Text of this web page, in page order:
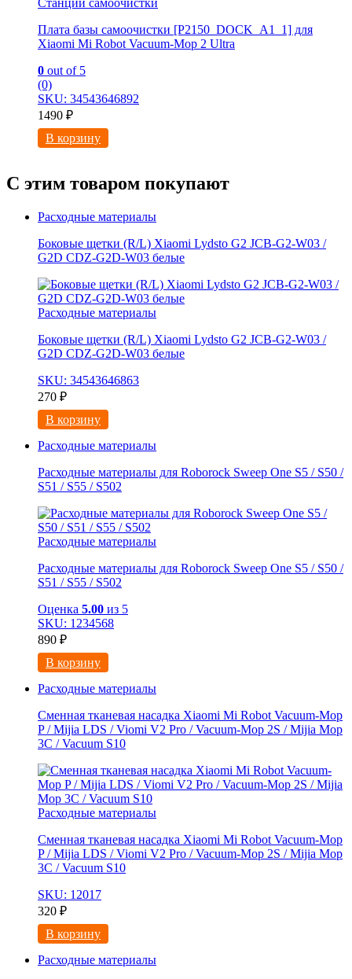
Станции самоочистки
Плата базы самоочистки [P2150_DOCK_A1_1] для
Xiaomi Mi Robot Vacuum-Mop 2 Ultra
0 out of 5
(0)
SKU: 34543646892
1490 ₽
В корзину
С этим товаром покупают
Расходные материалы
Боковые щетки (R/L) Xiaomi Lydsto G2 JCB-G2-W03 /
G2D CDZ-G2D-W03 белые
Расходные материалы
Боковые щетки (R/L) Xiaomi Lydsto G2 JCB-G2-W03 /
G2D CDZ-G2D-W03 белые
SKU: 34543646863
270 ₽
В корзину
Расходные материалы
Расходные материалы для Roborock Sweep One S5 / S50 /
S51 / S55 / S502
Расходные материалы
Расходные материалы для Roborock Sweep One S5 / S50 /
S51 / S55 / S502
Оценка 5.00 из 5
SKU: 1234568
890 ₽
В корзину
Расходные материалы
Сменная тканевая насадка Xiaomi Mi Robot Vacuum-Mop
P / Mijia LDS / Viomi V2 Pro / Vacuum-Mop 2S / Mijia Mop
3C / Vacuum S10
Расходные материалы
Сменная тканевая насадка Xiaomi Mi Robot Vacuum-Mop
P / Mijia LDS / Viomi V2 Pro / Vacuum-Mop 2S / Mijia Mop
3C / Vacuum S10
SKU: 12017
320 ₽
В корзину
Расходные материалы